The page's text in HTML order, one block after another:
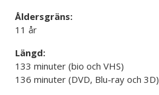
Åldersgräns:
11 år
Längd:
133 minuter (bio och VHS)
136 minuter (DVD, Blu-ray och 3D)